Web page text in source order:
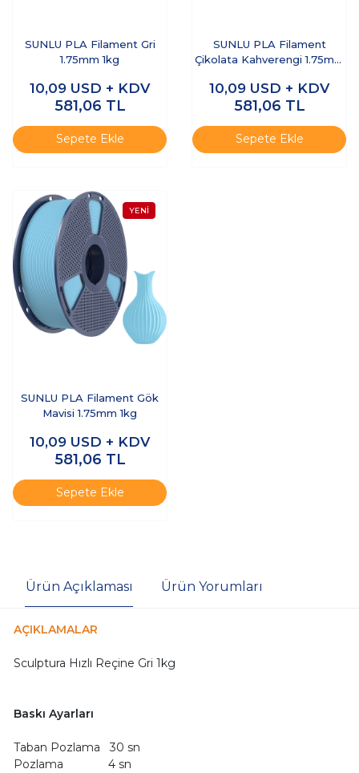
SUNLU PLA Filament Gri
1.75mm 1kg
10,09 USD + KDV
581,06 TL
Sepete Ekle
SUNLU PLA Filament
Çikolata Kahverengi 1.75mm
10,09 USD + KDV
581,06 TL
Sepete Ekle
SUNLU PLA Filament Gök
Mavisi 1.75mm 1kg
10,09 USD + KDV
581,06 TL
Sepete Ekle
Ürün Açıklaması Ürün Yorumları
AÇIKLAMALAR
Sculptura Hızlı Reçine Gri 1kg
Baskı Ayarları
Taban Pozlama 30 sn
Pozlama 4 sn